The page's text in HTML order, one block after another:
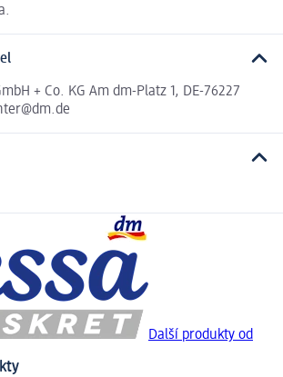
+ Co. KG Am dm-Platz 1, DE-76227
Další produkty od